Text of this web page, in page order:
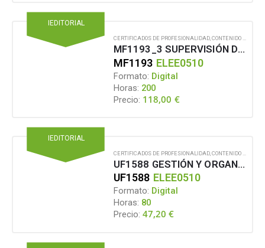
IEDITORIAL
CERTIFICADOS DE PROFESIONALIDAD,CONTENIDO EN FORMATO DIGITAL
MF1193_3 SUPERVISIÓN DEL MANTENIMIENTO DE LAS REDES ELÉCTRICAS SUBTERRÁNEAS DE ALTA TENSIÓN DE SEGUNDA Y TERCERA CATEGORÍA, Y CENTROS DE TRANSFORMACIÓN DE INTERIOR
MF1193 ELEE0510
Formato: Digital
Horas: 200
Precio: 118,00 €
IEDITORIAL
CERTIFICADOS DE PROFESIONALIDAD CONTENIDO EN FORMATO DIGITAL
UF1588 GESTIÓN Y ORGANIZACIÓN DEL MONTAJE Y MANTENIMIENTO DE REDES ELÉCTRICAS SUBTERRÁNEAS DE ALTA TENSIÓN DE SEGUNDA Y TERCERA CATEGORÍA
UF1588 ELEE0510
Formato: Digital
Horas: 80
Precio: 47,20€